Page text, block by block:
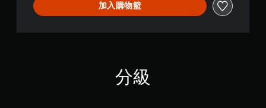
加入購物籃
分級